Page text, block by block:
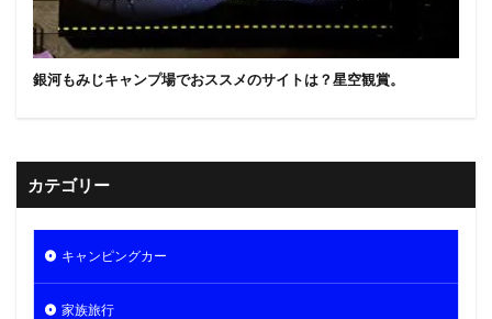
銀河もみじキャンプ場でおススメのサイトは？星空観賞。
カテゴリー
キャンピングカー
家族旅行